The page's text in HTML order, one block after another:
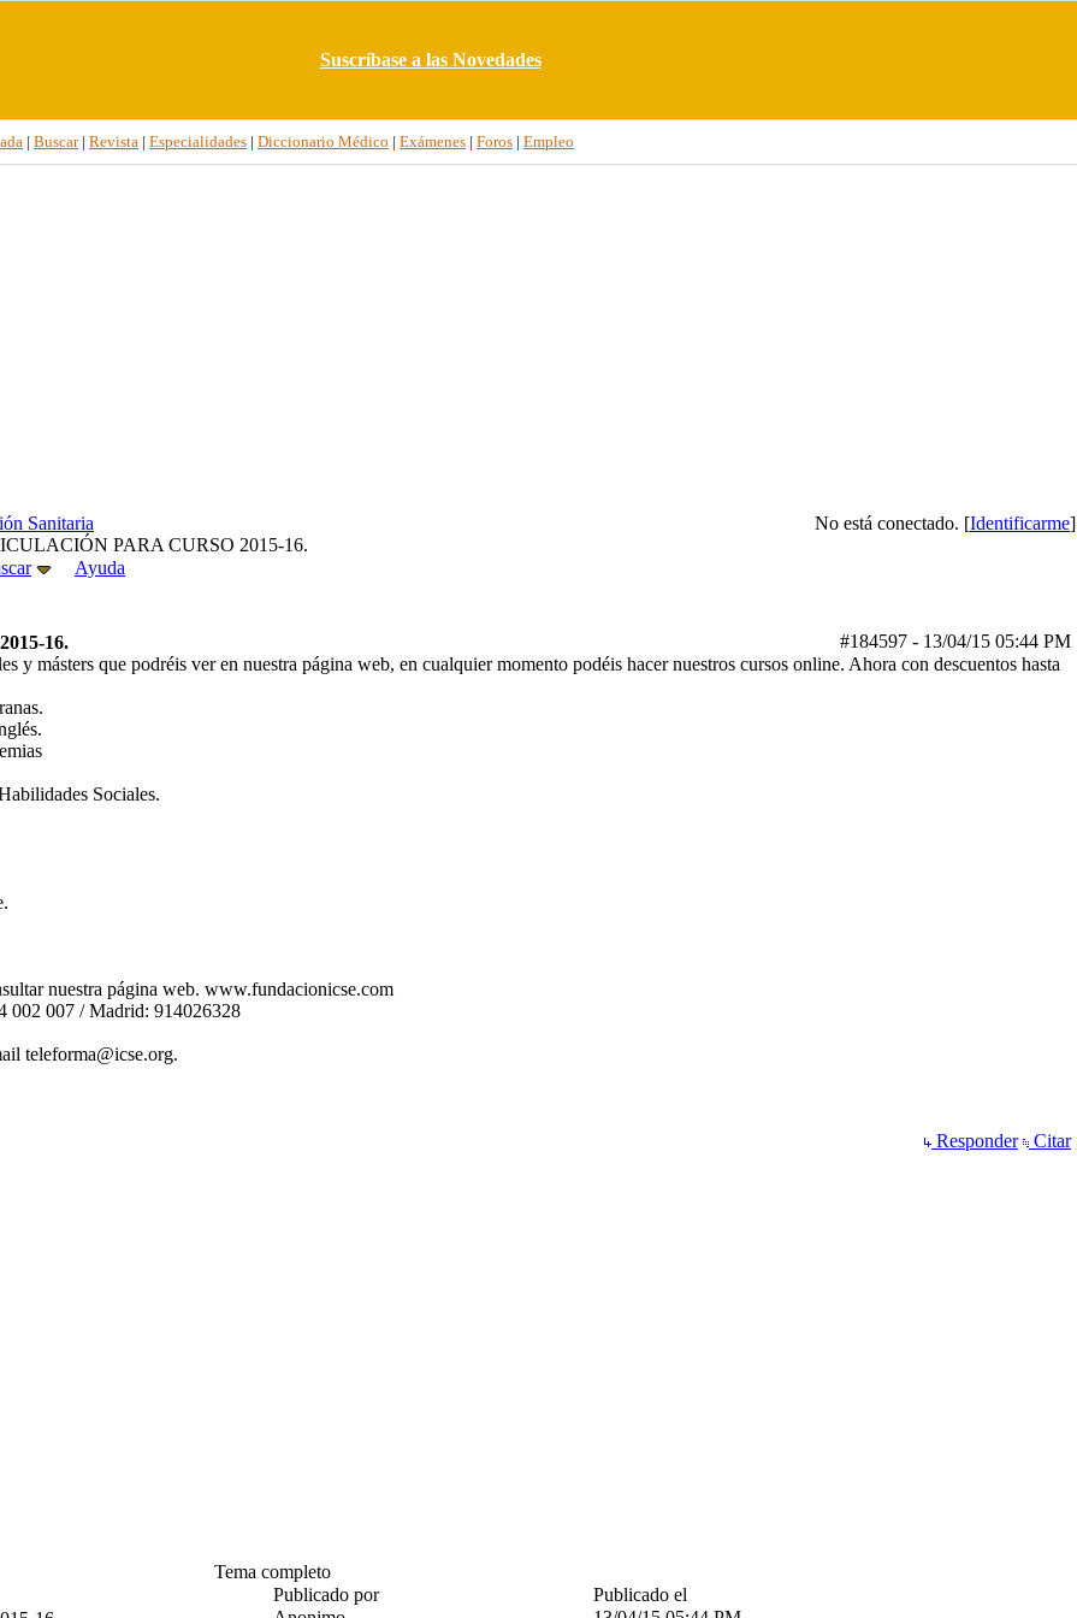
Suscríbase a las Novedades
| Buscar| Revista | Especialidades | Diccionario Médico | Exámenes | Foros | Empleo
No está conectado. [Identificarme]
Sanitaria
PARA CURSO 2015-16.
Ayuda
#184597 - 13/04/15 05:44 PM
16.
y másters que podréis ver en nuestra página web, en cualquier momento podéis hacer nuestros cursos online. Ahora con descuentos hasta
Sociales.
nuestra página web. www.fundacionicse.com
002 007 / Madrid: 914026328
teleforma@icse.org.
Responder
Citar
Tema completo
Publicado por
Publicado el